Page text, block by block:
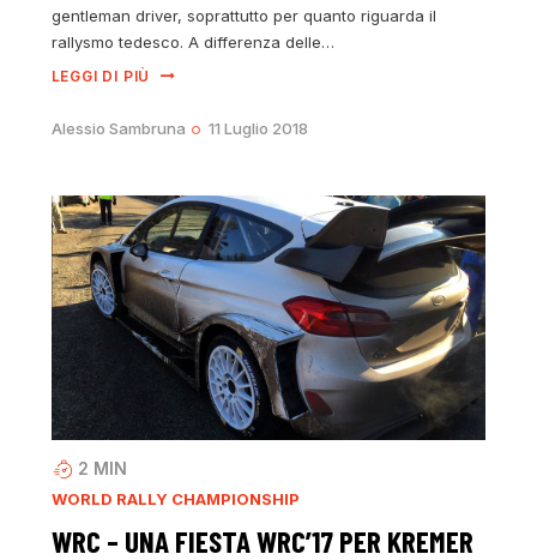
gentleman driver, soprattutto per quanto riguarda il
rallysmo tedesco. A differenza delle…
LEGGI DI PIÙ
Alessio Sambruna 11 Luglio 2018
2 MIN
WORLD RALLY CHAMPIONSHIP
WRC – UNA FIESTA WRC’17 PER KREMER